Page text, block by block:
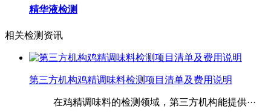
精华液检测
相关检测资讯
第三方机构鸡精调味料检测项目清单及费用说明
在鸡精调味料的检测领域，第三方机构能提供···